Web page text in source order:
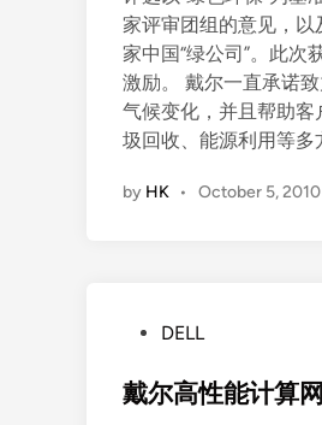
n
家评审团组的意见，
家中国“绿公司”。此
激励。 戴尔一直承诺
气候变化，并且帮助
圾回收、能源利用等多
by HK • October 5, 2010
s
DELL
戴尔高性能计算